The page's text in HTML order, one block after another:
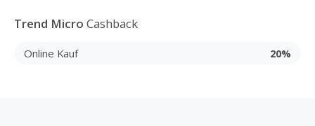
Trend Micro Cashback
Online Kauf 20%